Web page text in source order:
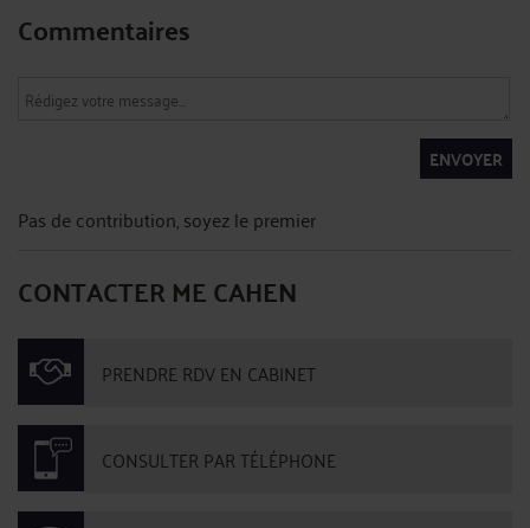
Commentaires
ENVOYER
Pas de contribution, soyez le premier
CONTACTER ME CAHEN
PRENDRE RDV EN CABINET
CONSULTER PAR TÉLÉPHONE